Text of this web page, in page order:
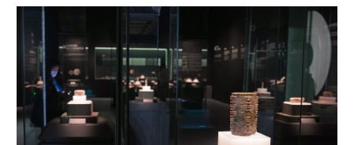
房产 体育 图片
信息 廉政 原创 长三角频道